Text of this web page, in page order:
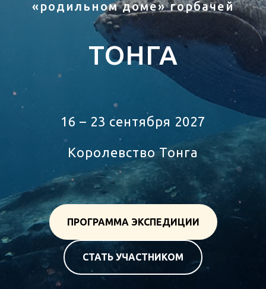
«родильном доме» горбачей
ТОНГА
16 – 23 сентября 2027
Королевство Тонга
ПРОГРАММА ЭКСПЕДИЦИИ
СТАТЬ УЧАСТНИКОМ